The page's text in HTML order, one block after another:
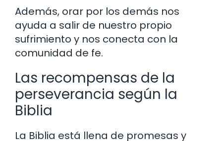
Además, orar por los demás nos
ayuda a salir de nuestro propio
sufrimiento y nos conecta con la
comunidad de fe.
Las recompensas de la
perseverancia según la
Biblia
La Biblia está llena de promesas y